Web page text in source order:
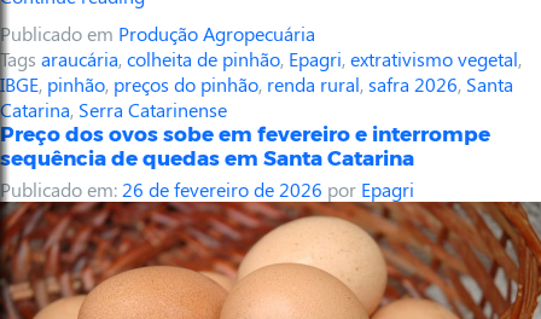
Publicado em Produção Agropecuária
Tags araucária,colheita de pinhão, Epagri,extrativismo vegetal,
IBGE, pinhão, preços do pinhão, renda rural,safra 2026, Santa
Catarina, Serra Catarinense
Preço dos ovos sobe em fevereiro e interrompe
sequência de quedas em Santa Catarina
Publicado em: 26 de fevereiro de 2026 por Epagri